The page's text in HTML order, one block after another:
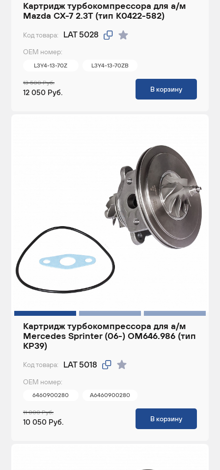
Картридж турбокомпрессора для а/м
Mazda CX-7 2.3T (тип K0422-582)
Код товара: LAT 5028
ОЕМ номер:
L3Y4-13-70Z L3Y4-13-70ZB
13 500 Руб.
12 050 Руб. В корзину
Картридж турбокомпрессора для а/м
Mercedes Sprinter (06-) OM646.986 (тип
KP39)
Код товара: LAT 5018
ОЕМ номер:
6460900280 A6460900280
11 000 Руб.
10 050 Руб. В корзину